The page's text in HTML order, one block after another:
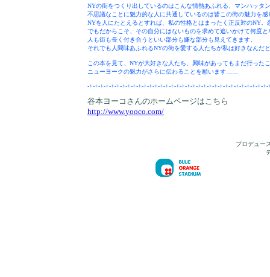
NYの街をつくり出しているのはこんな情熱あふれる、マンハッタ
不思議なことに魅力的な人に共通しているのは皆この街の魅力を
NYを人にたとえるとすれば、私の性格とはまったく正反対のNY
でもだからこそ、その自分にはないものを求めて追いかけて何度
人も街も長く付き合うといい部分も嫌な部分も見えてきます。
それでも人間味あふれるNYの街を愛する人たちが私は好きなんだ
この本を見て、NYが大好きな人たち、興味があってもまだ行った
ニューヨークの魅力がさらに伝わることを願います……
-+-+-+-+-+-+-+-+-+-+-+-+-+-+-+-+-+-+-+-+-+-+-+-+-+-+-+-+-+-+-+-+-+-
谷本ヨーコさんのホームページはこちら
http://www.yooco.com/
プロデュー